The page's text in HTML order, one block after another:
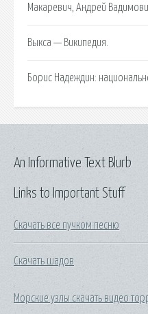
Макаревич, Андрей
Выкса — Википедия.
Борис Надеждин:
Links to Important Stuff
Скачать все пучком песню
Скачать шадов
Морские узлы скачать видео
An Informative Text Blurb